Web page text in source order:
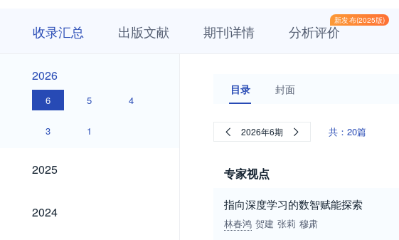
收录汇总 出版文献 期刊详情
新发布(2025版)
分析评价
2026
2026
6 5 4
3 1
2025
2025
2024
2024
目录 封面
2026年6期 共：20篇
专家视点
指向深度学习的数智赋能探索
林春鸿 贺建 张莉 穆肃